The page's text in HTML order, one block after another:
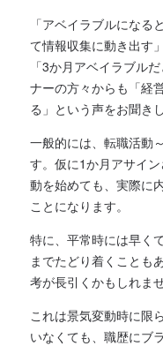
「アベイラブルにな
て情報収集に動き出す
「3か月アベイラブル
ナーの方々からも「経
る」という声をお聞き
一般的には、転職活動
す。仮に1か月アサイ
動を始めても、実際に
ことになります。
特に、平常時には早く
までたどり着くことも
考が長引くかもしれませ
これは景気変動時に限
いなくても、職歴にブ